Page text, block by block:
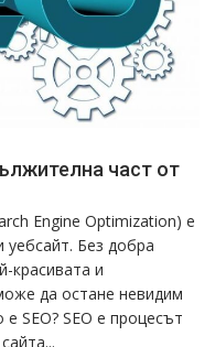
част от
Engine Optimization) е
уебсайт. Без добра
красивата и
да остане невидим
SEO? SEO е процесът